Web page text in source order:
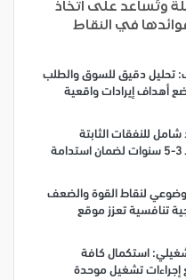
وتُساعد على اتخاذ
في النقاط
تحليل دقيق للسوق والطلب
أهداف إيرادات واقعية
للنفقات الثابتة
والمتغيرة وتقدير التدفقات المالية لـ 3-5 سنوات لضمان استدامة
لنقاط القوة والضعف
تنافسية تعزز موقع
استكمال كافة
إجراءات تشغيل موحدة